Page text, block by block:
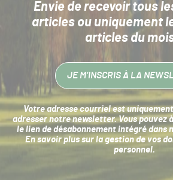
Envie de recevoir tous
articlesou uniquement
articles du
JE M’INSCRIS À LA
Votre adresse courriel est
adresser notre newsletter. Vous pouvez
le lien de désabonnement intégré dans
En savoir plus sur la gestion de vos
personnel.